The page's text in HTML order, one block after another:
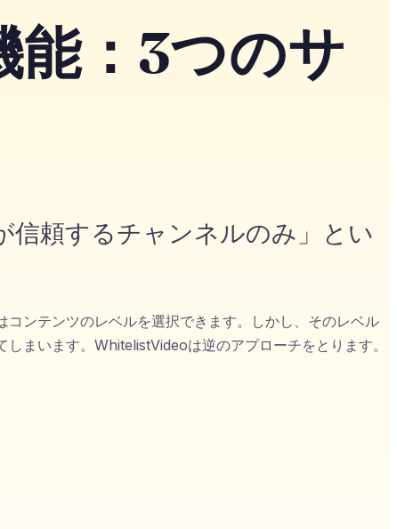
能：3つのサ
信頼するチャンネルのみ」とい
ンテンツのレベルを選択できます。しかし、そのレベル
まいます。WhitelistVideoは逆のアプローチをとります。